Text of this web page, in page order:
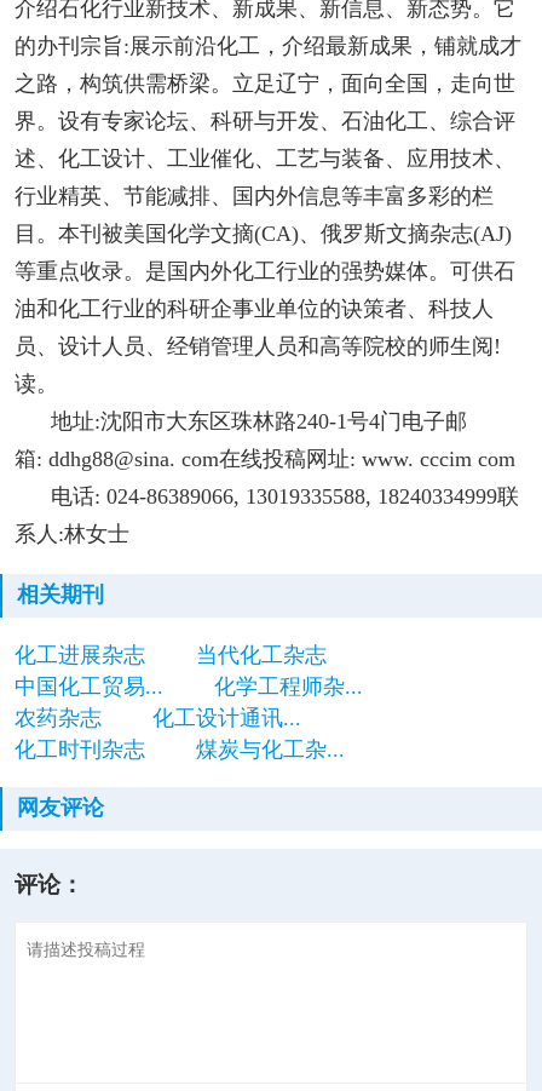
介绍石化行业新技术、新成果、新信息、新态势。它
的办刊宗旨:展示前沿化工，介绍最新成果，铺就成才
之路，构筑供需桥梁。立足辽宁，面向全国，走向世
界。设有专家论坛、科研与开发、石油化工、综合评
述、化工设计、工业催化、工艺与装备、应用技术、
行业精英、节能减排、国内外信息等丰富多彩的栏
目。本刊被美国化学文摘(CA)、俄罗斯文摘杂志(AJ)
等重点收录。是国内外化工行业的强势媒体。可供石
油和化工行业的科研企事业单位的诀策者、科技人
员、设计人员、经销管理人员和高等院校的师生阅!
读。
地址:沈阳市大东区珠林路240-1号4门电子邮
箱: ddhg88@sina. com在线投稿网址: www. cccim com
电话: 024-86389066, 13019335588, 18240334999联
系人:林女士
相关期刊
化工进展杂志
当代化工杂志
中国化工贸易...
化学工程师杂...
农药杂志
化工设计通讯...
化工时刊杂志
煤炭与化工杂...
网友评论
评论：